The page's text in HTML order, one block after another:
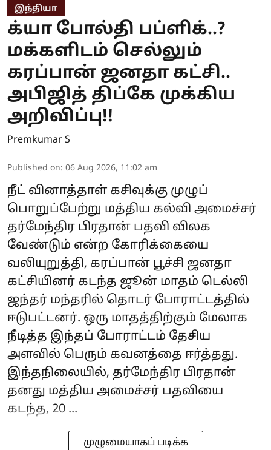
இந்தியா
க்யா போல்தி பப்ளிக்..?
மக்களிடம் செல்லும்
கரப்பான் ஜனதா கட்சி..
அபிஜித் திப்கே முக்கிய
அறிவிப்பு!!
Premkumar S
Published on: 06 Aug 2026, 11:02 am
நீட் வினாத்தாள் கசிவுக்கு முழுப்
பொறுப்பேற்று மத்திய கல்வி அமைச்சர்
தர்மேந்திர பிரதான் பதவி விலக
வேண்டும் என்ற கோரிக்கையை
வலியுறுத்தி, கரப்பான் பூச்சி ஜனதா
கட்சியினர் கடந்த ஜூன் மாதம் டெல்லி
ஜந்தர் மந்தரில் தொடர் போராட்டத்தில்
ஈடுபட்டனர். ஒரு மாதத்திற்கும் மேலாக
நீடித்த இந்தப் போராட்டம் தேசிய
அளவில் பெரும் கவனத்தை ஈர்த்தது.
இந்தநிலையில், தர்மேந்திர பிரதான்
தனது மத்திய அமைச்சர் பதவியை
கடந்த, 20 ...
முழுமையாகப் படிக்க